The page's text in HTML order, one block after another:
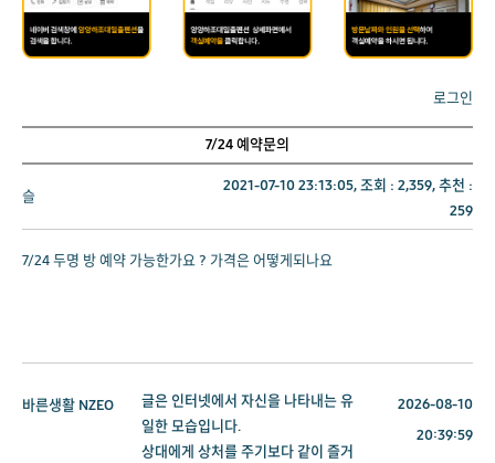
로그인
7/24 예약문의
슬
2021-07-10 23:13:05, 조회 : 2,359, 추천 :
259
7/24 두명 방 예약 가능한가요 ? 가격은 어떻게되나요
바른생활 NZEO
글은 인터넷에서 자신을 나타내는 유
일한 모습입니다.
상대에게 상처를 주기보다 같이 즐거
2026-08-10
20:39:59